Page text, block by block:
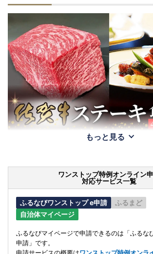
もっと見る
ワンストップ特例オンライン
対応サービス一覧
ふるなびワンストップ e申請
ふるまど
自治体マイページ
ふるなびマイページで申請できるのは「ふるな
申請」です。